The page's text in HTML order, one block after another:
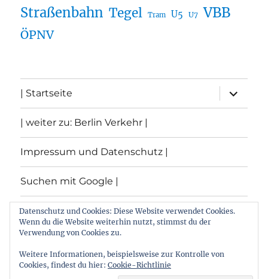
Straßenbahn Tegel Tram U5 U7 VBB
ÖPNV
| Startseite
öffnen
| weiter zu: Berlin Verkehr |
Impressum und Datenschutz |
Suchen mit Google |
Themen
Datenschutz und Cookies: Diese Website verwendet Cookies.
Wenn du die Website weiterhin nutzt, stimmst du der
Verwendung von Cookies zu.
Weitere Informationen, beispielsweise zur Kontrolle von
Cookies, findest du hier: Cookie-Richtlinie